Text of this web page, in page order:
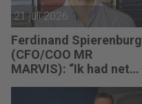
21 juli 2026
Ferdinand Spierenburg
(CFO/COO MR
MARVIS): “Ik had net
hoogte ingesteld, of de